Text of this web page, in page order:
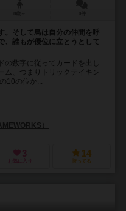
。そして鳥は自分の仲間を呼
、誰もが優位に立とうとして
の数字に従ってカードを出し
ム、つまりトリックテイキン
10の位か...
）
3
お気に入り
14
持ってる